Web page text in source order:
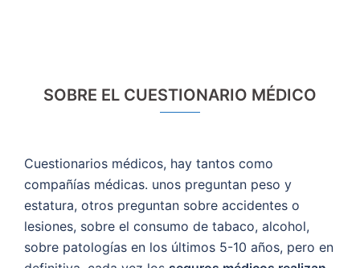
SOBRE EL CUESTIONARIO MÉDICO
Cuestionarios médicos, hay tantos como
compañías médicas. unos preguntan peso y
estatura, otros preguntan sobre accidentes o
lesiones, sobre el consumo de tabaco, alcohol,
sobre patologías en los últimos 5-10 años, pero en